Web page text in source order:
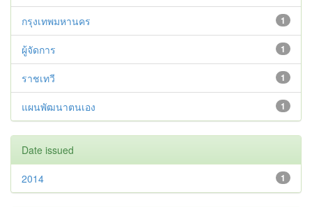
1
กรุงเทพมหานคร
1
ผู้จัดการ
1
ราชเทวี
1
แผนพัฒนาตนเอง
Date issued
1
2014